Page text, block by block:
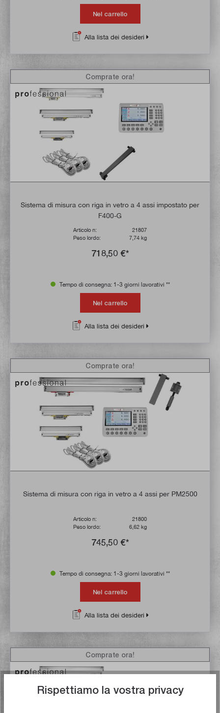
Nel carrello
Alla lista dei desideri
Sistema di misura con riga in vetro a 4 assi impostato per
F400-G
Articolo n:
21807
Peso lordo:
7,74 kg
718,50 €*
Comprate ora!
Tempo di consegna: 1-3 giorni lavorativi **
Nel carrello
Alla lista dei desideri
Sistema di misura con riga in vetro a 4 assi per PM2500
Articolo n:
21800
Peso lordo:
6,62 kg
745,50 €*
Comprate ora!
Tempo di consegna: 1-3 giorni lavorativi **
Nel carrello
Alla lista dei desideri
Comprate ora!
Rispettiamo la vostra privacy